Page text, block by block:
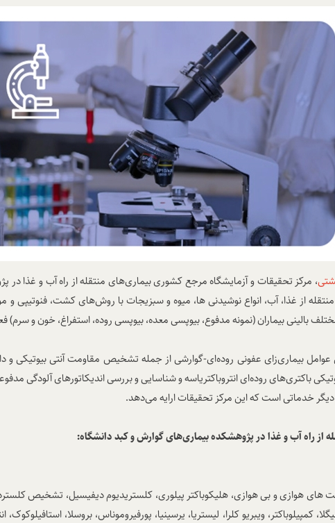
، مرکز تحقیقات و آزمایشگاه مرجع کشوری بیماری‌های منتقله از راه آب و غذا
منتقله از غذا، آب، انواع نوشیدنی ها، میوه و سبزیجات با روش‌های کشت،
بالینی بیماران (نمونه مدفوع، بیوپسی معده، بیوپسی روده، استفراغ، خون و سرم)
بیماری‌زای عفونی روده‌ای-گوارشی از جمله تشخیص مقاومت آنتی بیوتیکی و
باکتری‌های روده‌ای انتروباکتریاسه و شناسایی و بررسی اندیکاتورهای آلودگی
دیگر خدماتی است که این مرکز تحقیقات ارایه می‌دهد.
از راه آب و غذا در پژوهشکده بیماری‌های گوارش و کبد دانشگاه:
هوازی و بی هوازی، هلیکوباکتر پیلوری، کلستریدیوم دیفیسیل، تشخیص
کمپیلوباکتر، ویبریو کلرا، لیستریا، یرسینیا، پورفیروموناس، بروسلا،